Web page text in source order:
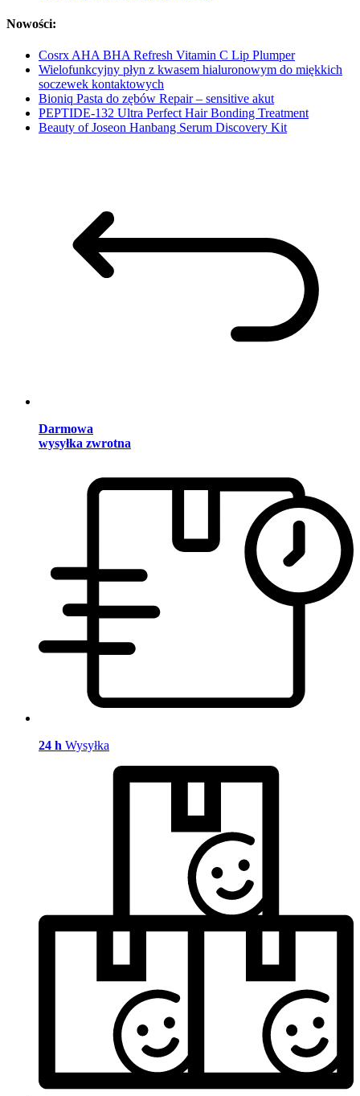
Nowości:
Cosrx AHA BHA Refresh Vitamin C Lip Plumper
Wielofunkcyjny płyn z kwasem hialuronowym do miękkich
soczewek kontaktowych
Bioniq Pasta do zębów Repair – sensitive akut
PEPTIDE-132 Ultra Perfect Hair Bonding Treatment
Beauty of Joseon Hanbang Serum Discovery Kit
Darmowa
wysyłka zwrotna
24 h Wysyłka